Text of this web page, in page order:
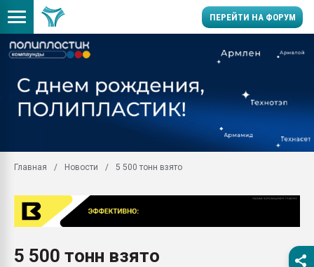
ПЕРЕЙТИ НА ФОРУМ
заводу пластмасс"
Вакуум-формовочные
первый план в
Главная Новости 5 500 тонн взято
5 500 тонн взято